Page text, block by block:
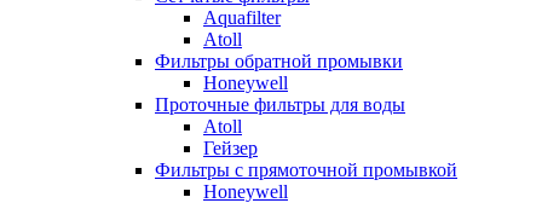
Aquafilter
Atoll
Фильтры обратной промывки
Honeywell
Проточные фильтры для воды
Atoll
Гейзер
Фильтры с прямоточной промывкой
Honeywell